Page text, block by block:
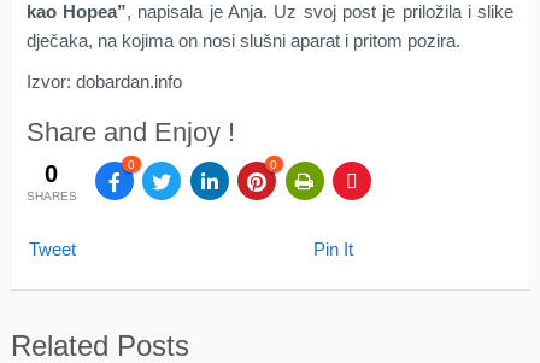
kao Hopea”, napisala je Anja. Uz svoj post je priložila i slike
dječaka, na kojima on nosi slušni aparat i pritom pozira.
Izvor: dobardan.info
Share and Enjoy !
0
SHARES
0 0
Tweet Pin It
Related Posts